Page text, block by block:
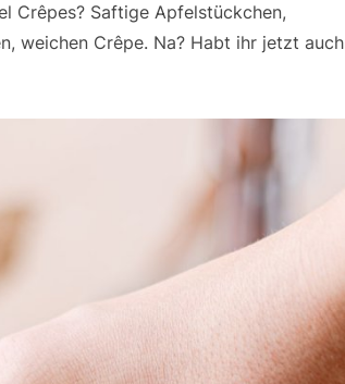
Crêpes? Saftige Apfelstückchen,
weichen Crêpe. Na? Habt ihr jetzt auch